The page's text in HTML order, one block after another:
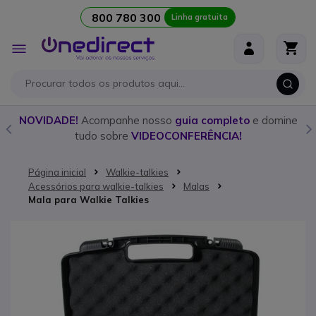
800 780 300 Linha gratuita
Alternar
Nav
NOVIDADE! Acompanhe nosso guia completoe domine
tudo sobre VIDEOCONFERÊNCIA!
Página inicial
Walkie-talkies
Acessórios para walkie-talkies
Malas
Mala para Walkie Talkies